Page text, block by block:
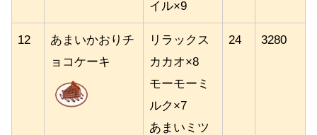
イル×9
12
あまいかおりチ
ョコケーキ
リラックス
カカオ×8
モーモーミ
ルク×7
あまいミツ
24 3280